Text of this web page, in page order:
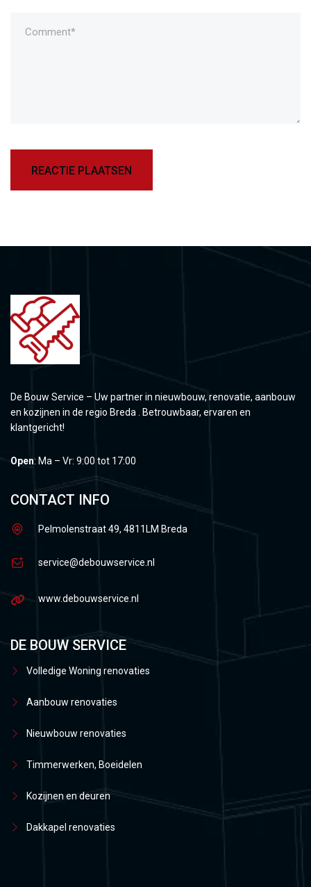
De Bouw Service – Uw partner in nieuwbouw, renovatie, aanbouw
en kozijnen in de regio Breda . Betrouwbaar, ervaren en
klantgericht!
Open: Ma – Vr: 9:00 tot 17:00
CONTACT INFO
Pelmolenstraat 49, 4811LM Breda
service@debouwservice.nl
www.debouwservice.nl
DE BOUW SERVICE
Volledige Woning renovaties
Aanbouw renovaties
Nieuwbouw renovaties
Timmerwerken, Boeidelen
Kozijnen en deuren
Dakkapel renovaties